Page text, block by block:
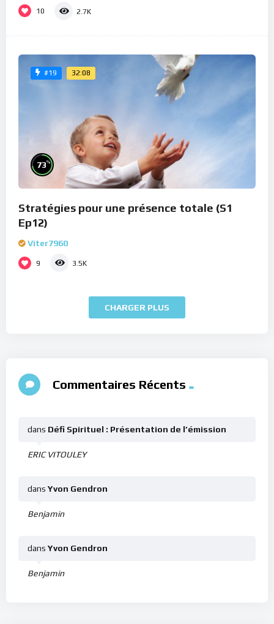
10 2.7K
#19 32:08
73%
Stratégies pour une présence totale (S1
Ep12)
Viter7960
9 3.5K
CHARGER PLUS
Commentaires Récents
ERIC VITOULEY
dans Défi Spirituel : Présentation de l’émission
Benjamin
dans Yvon Gendron
Benjamin
dans Yvon Gendron